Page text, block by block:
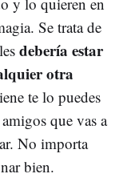
Se trata de
debería estar
otra
te lo puedes
que vas a
No importa
bien.